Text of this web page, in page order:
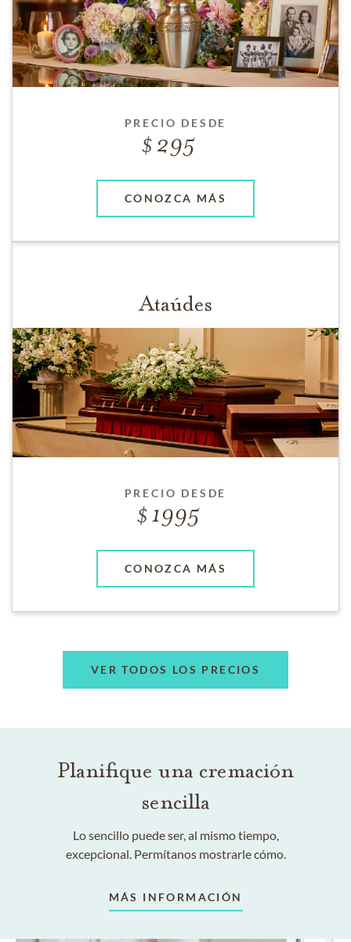
PRECIO DESDE
295
CONOZCA MÁS
Ataúdes
PRECIO DESDE
1995
CONOZCA MÁS
VER TODOS LOS PRECIOS
Planifique una cremación
sencilla
Lo sencillo puede ser, al mismo tiempo,
excepcional. Permítanos mostrarle cómo.
MÁS INFORMACIÓN